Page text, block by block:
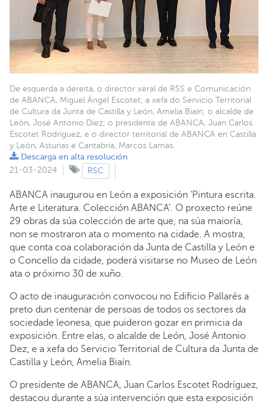
De esquerda a dereita, o director xeral de RSS e Comunicación
de ABANCA, Miguel Ángel Escotet; a xefa do Servicio Territorial
de Cultura da Junta de Castilla y León, Amelia Biaín; o alcalde de
León, José Antonio Diez; o presidente de ABANCA, Juan Carlos
Escotet Rodríguez, e o director territorial de ABANCA en Castilla
y León, Asturias e Cantabria, Marcos Lamas.
Descarga en alta resolución
21-03-2024
RSC
ABANCA inaugurou en León a exposición ‘Pintura escrita.
Arte e Literatura. Colección ABANCA’. O proxecto reúne
29 obras da súa colección de arte que, na súa maioría,
non se mostraron ata o momento na cidade. A mostra,
que conta coa colaboración da Junta de Castilla y León e
o Concello da cidade, poderá visitarse no Museo de León
ata o próximo 30 de xuño.
O acto de inauguración convocou no Edificio Pallarés a
preto dun centenar de persoas de todos os sectores da
sociedade leonesa, que puideron gozar en primicia da
exposición. Entre elas, o alcalde de León, José Antonio
Dez, e a xefa do Servicio Territorial de Cultura da Junta de
Castilla y León, Amelia Biaín.
O presidente de ABANCA, Juan Carlos Escotet Rodríguez,
destacou durante a súa intervención que esta exposición